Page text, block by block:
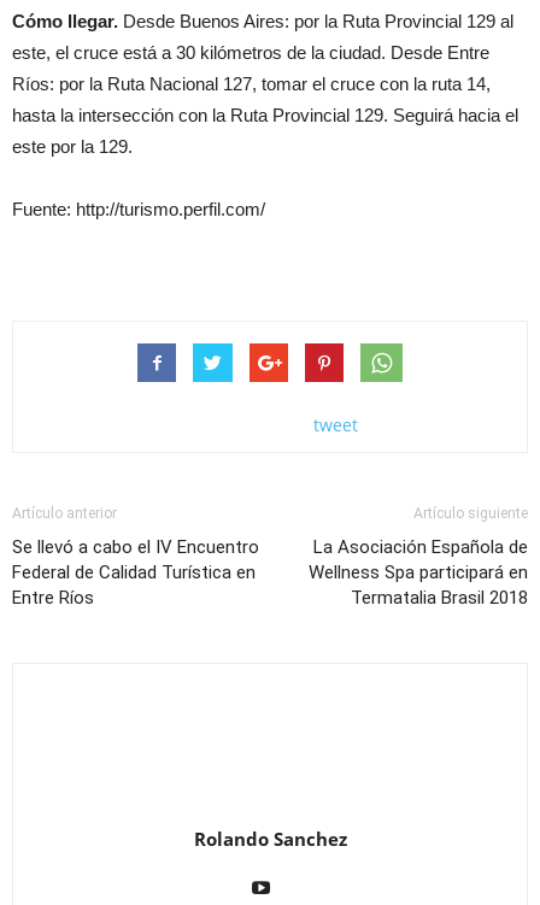
Cómo llegar. Desde Buenos Aires: por la Ruta Provincial 129 al
este, el cruce está a 30 kilómetros de la ciudad. Desde Entre
Ríos: por la Ruta Nacional 127, tomar el cruce con la ruta 14,
hasta la intersección con la Ruta Provincial 129. Seguirá hacia el
este por la 129.
Fuente: http://turismo.perfil.com/
tweet
Artículo anterior
Se llevó a cabo el IV Encuentro
Federal de Calidad Turística en
Entre Ríos
Artículo siguiente
La Asociación Española de
Wellness Spa participará en
Termatalia Brasil 2018
Rolando Sanchez